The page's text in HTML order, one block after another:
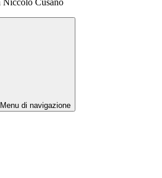
Niccolò Cusano
Menu di navigazione